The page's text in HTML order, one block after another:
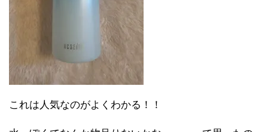
これは人気なのがよくわかる！！